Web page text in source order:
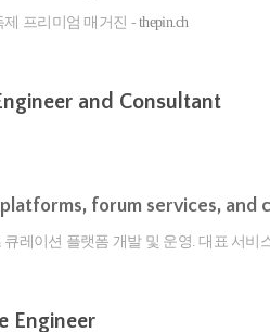
제 프리미엄 매거진 -thepin.ch
and Consultant
forum services,
레이션 플랫폼 개발 및 운영. 대표 서비
Engineer